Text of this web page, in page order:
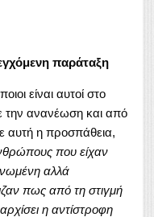
παράταξη
είναι αυτοί στο
την ανανέωση και από
αυτή η προσπάθεια,
που είχαν
αλλά
πως από τη στιγμή
η αντίστροφη